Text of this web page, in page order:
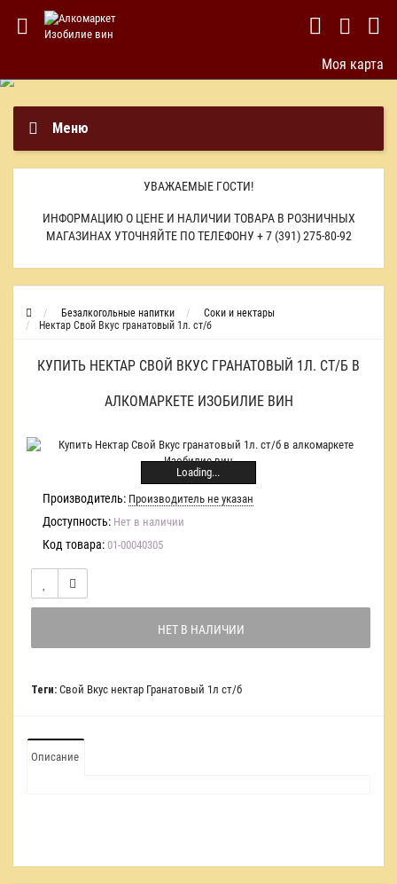
Моя карта
Меню
УВАЖАЕМЫЕ ГОСТИ!
ИНФОРМАЦИЮ О ЦЕНЕ И НАЛИЧИИ ТОВАРА В РОЗНИЧНЫХ
МАГАЗИНАХ УТОЧНЯЙТЕ ПО ТЕЛЕФОНУ + 7 (391) 275-80-92
Безалкогольные напитки
Соки и нектары
Нектар Свой Вкус гранатовый 1л. ст/б
КУПИТЬ НЕКТАР СВОЙ ВКУС ГРАНАТОВЫЙ 1Л. СТ/Б В
АЛКОМАРКЕТЕ ИЗОБИЛИЕ ВИН
Loading...
Производитель: Производитель не указан
Доступность: Нет в наличии
Код товара: 01-00040305
НЕТ В НАЛИЧИИ
Теги: Свой Вкус нектар Гранатовый 1л ст/б
Описание